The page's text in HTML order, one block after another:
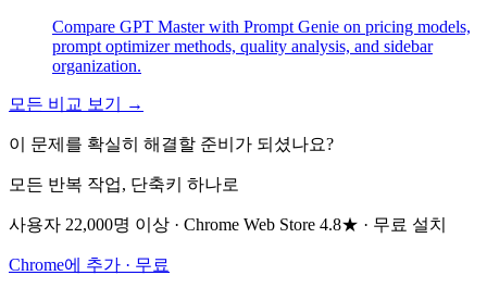
Compare GPT Master with Prompt Genie on pricing models,
prompt optimizer methods, quality analysis, and sidebar
organization.
모든 비교 보기 →
이 문제를 확실히 해결할 준비가 되셨나요?
모든 반복 작업, 단축키 하나로
사용자 22,000명 이상 · Chrome Web Store 4.8★ · 무료 설치
Chrome에 추가 · 무료